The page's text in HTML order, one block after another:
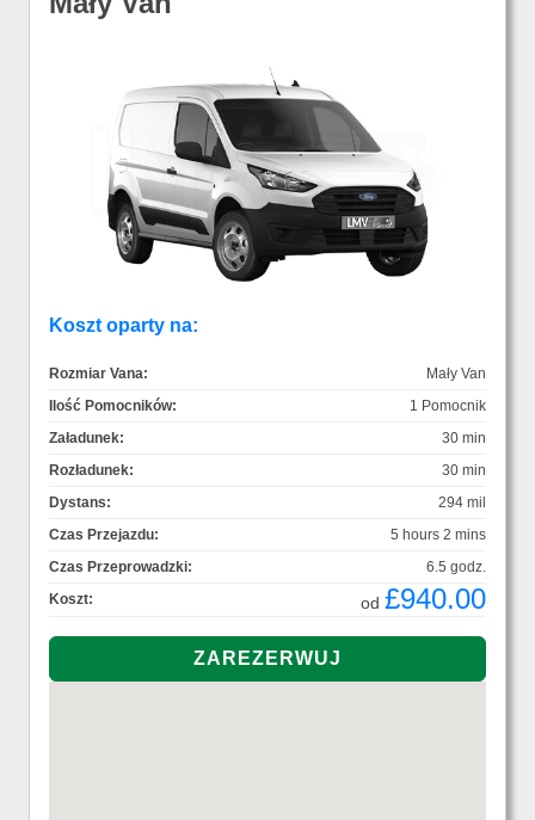
Koszt oparty na:
Rozmiar Vana:
Mały Van
Ilość Pomocników:
1 Pomocnik
Załadunek:
30 min
Rozładunek:
30 min
Dystans:
294 mil
Czas Przejazdu:
5 hours 2 mins
Czas Przeprowadzki:
6.5 godz.
Koszt:
od £940.00